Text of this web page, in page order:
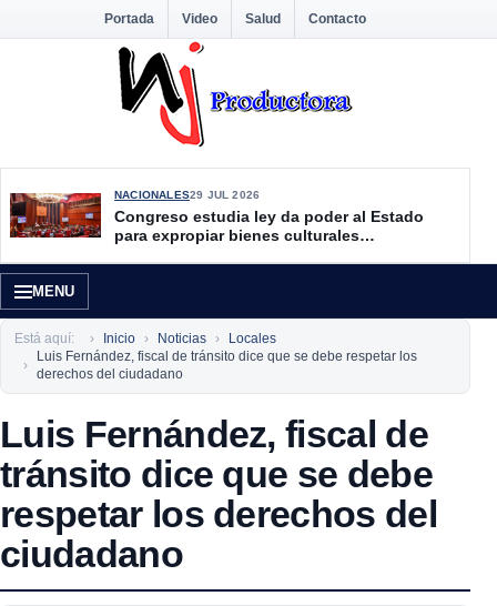
Portada Video Salud Contacto
NACIONALES29 JUL 2026
Congreso estudia ley da poder al Estado
para expropiar bienes culturales
MENU
Está aquí: Inicio Noticias
Locales
Luis Fernández, fiscal de tránsito dice que se debe respetar los
derechos del ciudadano
Luis Fernández, fiscal de
tránsito dice que se debe
respetar los derechos del
ciudadano